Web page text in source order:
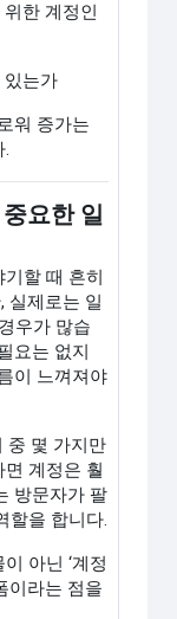
한 계정인
있는가
워 증가는
.
요한 일
할 때 흔히
실제로는 일
우가 많습
요는 없지
이 느껴져야
중 몇 가지만
계정은 훨
방문자가 팔
할을 합니다.
아닌 ‘계정
이라는 점을